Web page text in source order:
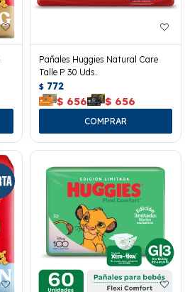
Pañales Huggies Natural Care
Talle P 30 Uds.
$ 772
$ 656 $ 656